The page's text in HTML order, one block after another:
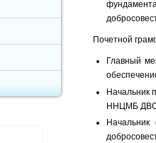
Почетной
Главный
Начальник
ННЦМБ ДВО